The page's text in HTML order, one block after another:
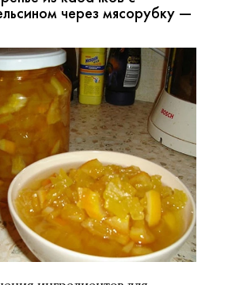
через мясорубку —